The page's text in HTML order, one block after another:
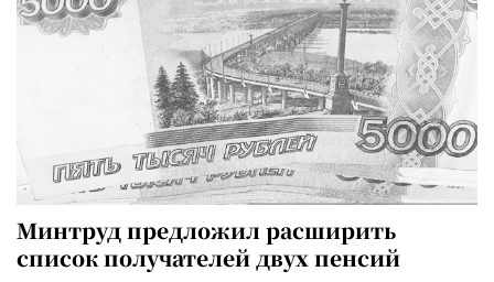
Минтруд предложил расширить
список получателей двух пенсий